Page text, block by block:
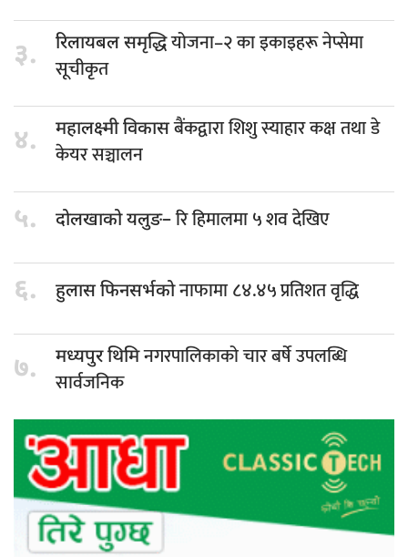
३. रिलायबल समृद्धियोजना–२ का इकाइहरू नेप्सेमा
सूचीकृत
४. महालक्ष्मी विकासबैंकद्वारा शिशु स्याहार कक्ष तथा डे
केयर सञ्चालन
५. दोलखाको यलुङ–रि हिमालमा ५ शव देखिए
६. हुलास फिनसर्भकोनाफामा ८४.४५ प्रतिशत वृद्धि
७. मध्यपुर थिमिनगरपालिकाको चार बर्षे उपलब्धि
सार्वजनिक